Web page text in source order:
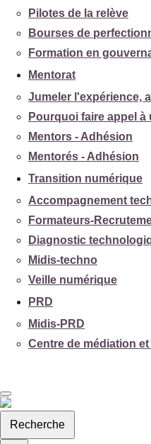
Pilotes de la relève
Bourses de
Formation en
Mentorat
Jumeler l'expérience,
Pourquoi faire appel à
Mentors - Adhésion
Mentorés - Adhésion
Transition numérique
Accompagnement
Formateurs-
Diagnostic
Midis-techno
Veille numérique
PRD
Midis-PRD
Centre de médiation
Recherche